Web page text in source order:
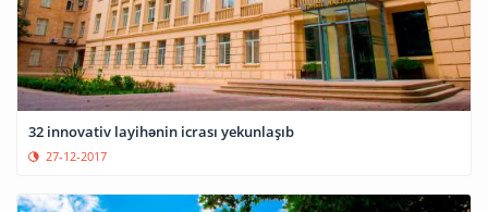
32 innovativ layihənin icrası yekunlaşıb
27-12-2017